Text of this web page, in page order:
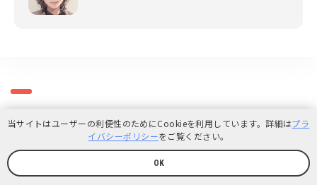
関連記事
当サイトはユーザーの利便性のためにCookieを利用しています。詳細はプラ
イバシーポリシーをご覧ください。
OK